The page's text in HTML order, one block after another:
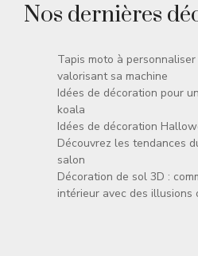
Nos dernières
Tapis moto à
valorisant sa machine
Idées de décoration pour
koala
Idées de décoration
Découvrez les tendances
salon
Décoration de sol 3D :
intérieur avec des illusions